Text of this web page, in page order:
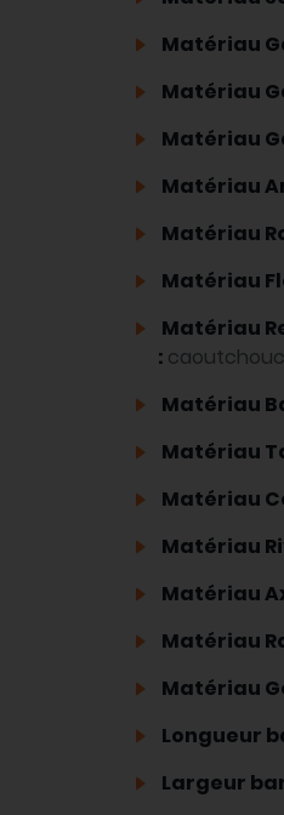
Matériau
Matériau
Matériau
Matériau
Matériau
Matériau
Matériau
: caoutchouc
Matériau
Matériau
Matériau
Matériau
Matériau
Matériau
Matériau
Longueur
Largeur